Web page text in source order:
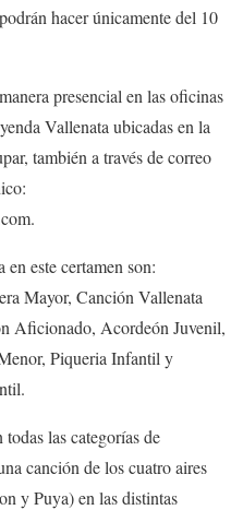
hacer únicamente del 10
presencial en las oficinas
Vallenata ubicadas en la
también a través de correo
este certamen son:
Mayor, Canción Vallenata
Aficionado, Acordeón Juvenil,
Piqueria Infantil y
las categorías de
canción de los cuatro aires
y Puya) en las distintas